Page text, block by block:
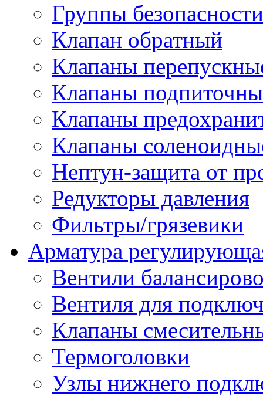
Группы безопасности
Клапан обратный
Клапаны
Клапаны
Клапаны
Клапаны
Нептун-защита от
Редукторы давления
Фильтры/грязевики
Арматура
Вентили
Вентиля для
Клапаны
Термоголовки
Узлы нижнего